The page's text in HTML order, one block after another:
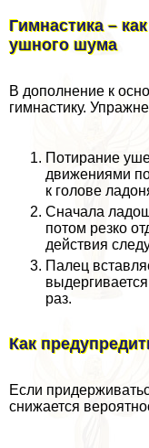
Гимнастика –
ушного шума
В дополнение к
гимнастику.
Потирание
движениями
к голове
Сначала
потом резко
действия
Палец
раз.
Как
Если
снижается